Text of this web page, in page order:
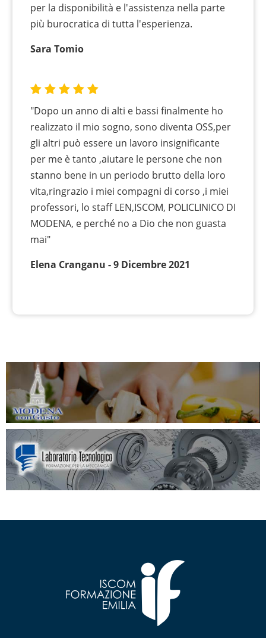
per la disponibilità e l'assistenza nella parte
più burocratica di tutta l'esperienza.
Sara Tomio
"Dopo un anno di alti e bassi finalmente ho
realizzato il mio sogno, sono diventa OSS,per
gli altri può essere un lavoro insignificante
per me è tanto ,aiutare le persone che non
stanno bene in un periodo brutto della loro
vita,ringrazio i miei compagni di corso ,i miei
professori, lo staff LEN,ISCOM, POLICLINICO DI
MODENA, e perché no a Dio che non guasta
mai"
Elena Cranganu - 9 Dicembre 2021